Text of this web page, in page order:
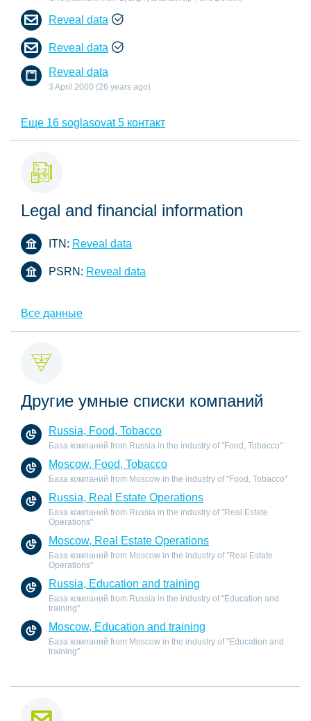
Reveal data
Reveal data
Reveal data
3 April 2000 (26 years ago)
Еще 16 soglasovat 5 контакт
Legal and financial information
ITN: Reveal data
PSRN: Reveal data
Все данные
Другие умные списки компаний
Russia, Food, Tobacco
База компаний from Russia in the industry of "Food, Tobacco"
Moscow, Food, Tobacco
База компаний from Moscow in the industry of "Food, Tobacco"
Russia, Real Estate Operations
База компаний from Russia in the industry of "Real Estate
Operations"
Moscow, Real Estate Operations
База компаний from Moscow in the industry of "Real Estate
Operations"
Russia, Education and training
База компаний from Russia in the industry of "Education and
training"
Moscow, Education and training
База компаний from Moscow in the industry of "Education and
training"